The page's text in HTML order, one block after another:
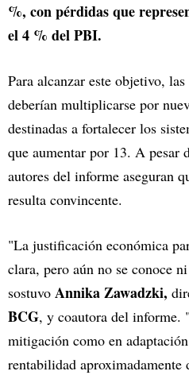
%, con pérdidas que
el 4 % del PBI.
Para alcanzar este objetivo,
deberían multiplicarse por
destinadas a fortalecer los
que aumentar por 13. A pesar
autores del informe aseguran
resulta convincente.
"La justificación económica
clara, pero aún no se conoce
sostuvo Annika Zawadzki,
BCG, y coautora del informe.
mitigación como en
rentabilidad aproximadamente